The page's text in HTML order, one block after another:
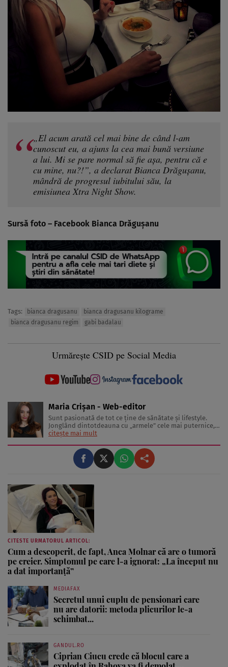
„El acum arată cel mai bine de când l-am
cunoscut eu, a ajuns la cea mai bună versiune
a lui. Mi se pare normal să fie așa, pentru că e
cu mine, nu?!”, a declarat Bianca Drăgușanu,
mândră de progresul iubitului său, la
emisiunea Xtra Night Show.
Sursă foto – Facebook Bianca Drăgușanu
Tags: bianca dragusanu
bianca dragusanu kilograme
bianca dragusanu regim
gabi badalau
Urmărește CSID pe Social Media
Maria Crișan - Web-editor
Sunt pasionată de tot ce ține de sănătate și lifestyle.
Jonglând dintotdeauna cu „armele” cele mai puternice,
cuvintele, îmi place să împărtășesc cu cititorii diverse
sănătos și frumos. Lucrez în jurnalism de 3 ani, ...
citește mai mult
CITESTE URMATORUL ARTICOL:
Cum a descoperit, de fapt, Anca Molnar că are o tumoră
pe creier. Simptomul pe care l-a ignorat: „La început nu
a dat importanță”
MEDIAFAX
Secretul unui cuplu de pensionari care
nu are datorii: metoda plicurilor le-a
schimbat...
GANDUL.RO
Ciprian Ciucu crede că blocul care a